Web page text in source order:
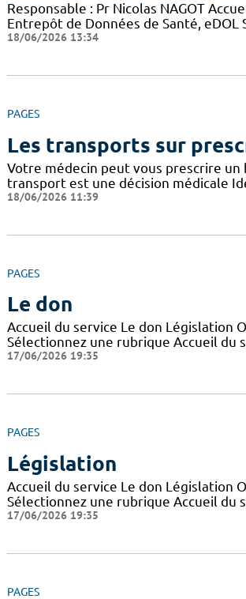
Responsable : Pr Nicolas NAGOT
Entrepôt de Données de Santé,
18/06/2026 13:34
PAGES
Les transports sur
Votre médecin peut vous prescrire
transport est une décision médicale
18/06/2026 11:39
PAGES
Le don
Accueil du service Le don Législation
Sélectionnez une rubrique Accueil du
17/06/2026 19:35
PAGES
Législation
Accueil du service Le don Législation
Sélectionnez une rubrique Accueil du
17/06/2026 19:35
PAGES